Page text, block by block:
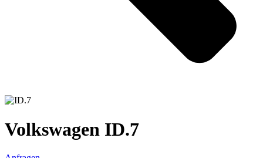
Volkswagen ID.7